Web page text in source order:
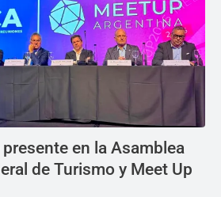
en la Asamblea
de Turismo y Meet Up